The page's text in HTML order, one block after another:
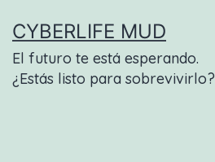
contenido
CYBERLIFE MUD
El futuro te está esperando.
¿Estás listo para sobrevivirlo?